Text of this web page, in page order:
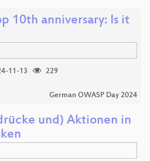
10th anniversary: Is it
11-13
229
German OWASP Day 2024
und) Aktionen in